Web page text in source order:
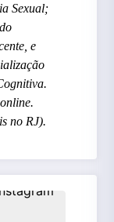
Sexual;
e
no RJ).